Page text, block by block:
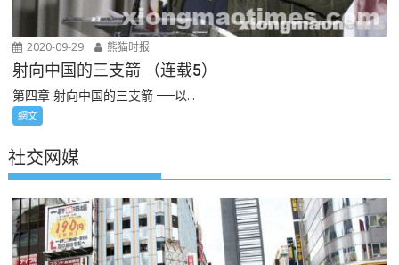
2020-09-29 熊猫时报
射向中国的三支箭 （连载5）
第四章 射向中国的三支箭 ──以...
網文
社交网媒